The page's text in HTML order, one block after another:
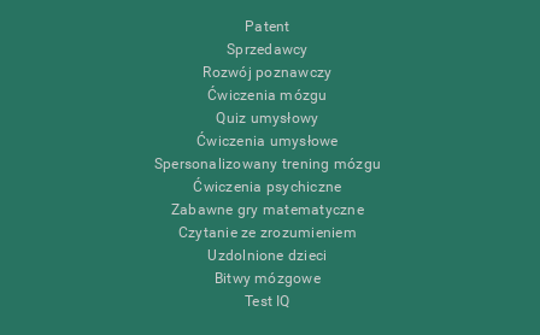
Patent
Sprzedawcy
Rozwój poznawczy
Ćwiczenia mózgu
Quiz umysłowy
Ćwiczenia umysłowe
Spersonalizowany trening mózgu
Ćwiczenia psychiczne
Zabawne gry matematyczne
Czytanie ze zrozumieniem
Uzdolnione dzieci
Bitwy mózgowe
Test IQ